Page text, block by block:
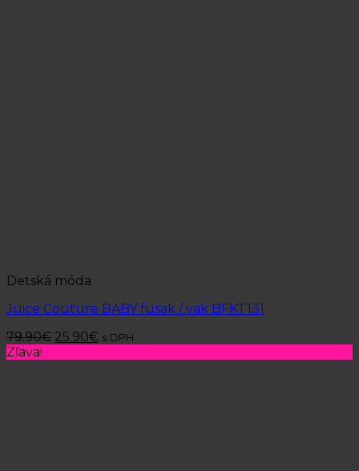
Detská móda
Juice Couture BABY fusak / vak BFKT131
79.90€ 25.90€ s DPH
Zľava!